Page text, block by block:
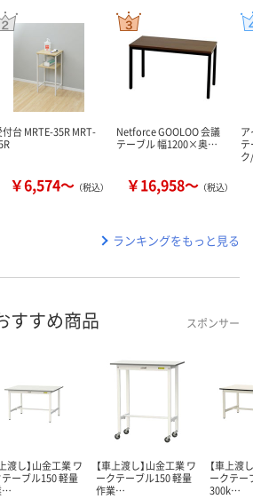
付台 MRTE-35R MRT-
￥6,574～ （税込）
Netforce GOOLOO 会議
テーブル 幅1200×奥…
￥16,958～ （税込）
ランキングをもっと見る
すすめ商品 スポンサー
渡し】山金工業 ワ
ーブル150 軽量
…
【車上渡し】山金工業 ワ
ークテーブル150 軽量
作業…
【車上渡
ークテー
300k…